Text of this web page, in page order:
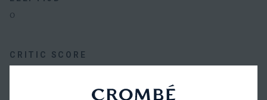
0
CRITIC SCORE
83/100